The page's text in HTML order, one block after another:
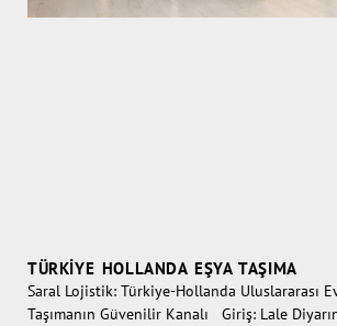
TÜRKIYE HOLLANDA EŞYA TAŞIMA
Saral Lojistik: Türkiye-Hollanda Uluslararası
Taşımanın Güvenilir Kanalı Giriş: Lale